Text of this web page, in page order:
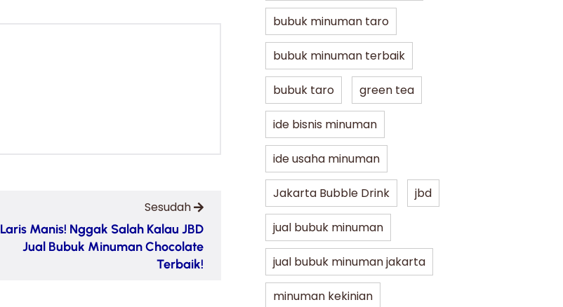
Sesudah
Laris Manis! Nggak Salah Kalau JBD
Jual Bubuk Minuman Chocolate
Terbaik!
bubuk minuman taro
bubuk minuman terbaik
bubuk taro green tea
ide bisnis minuman
ide usaha minuman
Jakarta Bubble Drink jbd
jual bubuk minuman
jual bubuk minuman jakarta
minuman kekinian